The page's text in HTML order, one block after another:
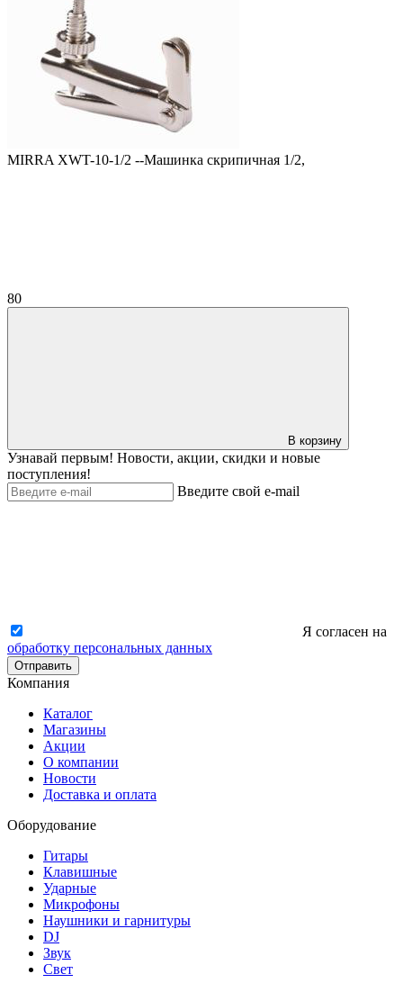
MIRRA XWT-10-1/2 --Машинка скрипичная 1/2,
80
В корзину
Узнавай первым! Новости, акции, скидки и новые
поступления!
Введите свой e-mail
Я согласен на
обработку персональных данных
Отправить
Компания
Каталог
Магазины
Акции
О компании
Новости
Доставка и оплата
Оборудование
Гитары
Клавишные
Ударные
Микрофоны
Наушники и гарнитуры
DJ
Звук
Свет